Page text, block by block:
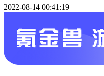
2022-08-14 00:41:19